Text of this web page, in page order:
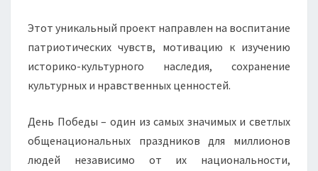
Этот уникальный проект направлен на воспитание
патриотических чувств, мотивацию к изучению
историко-культурного наследия, сохранение
культурных и нравственных ценностей.
День Победы – один из самых значимых и светлых
общенациональных праздников для миллионов
людей независимо от их национальности,